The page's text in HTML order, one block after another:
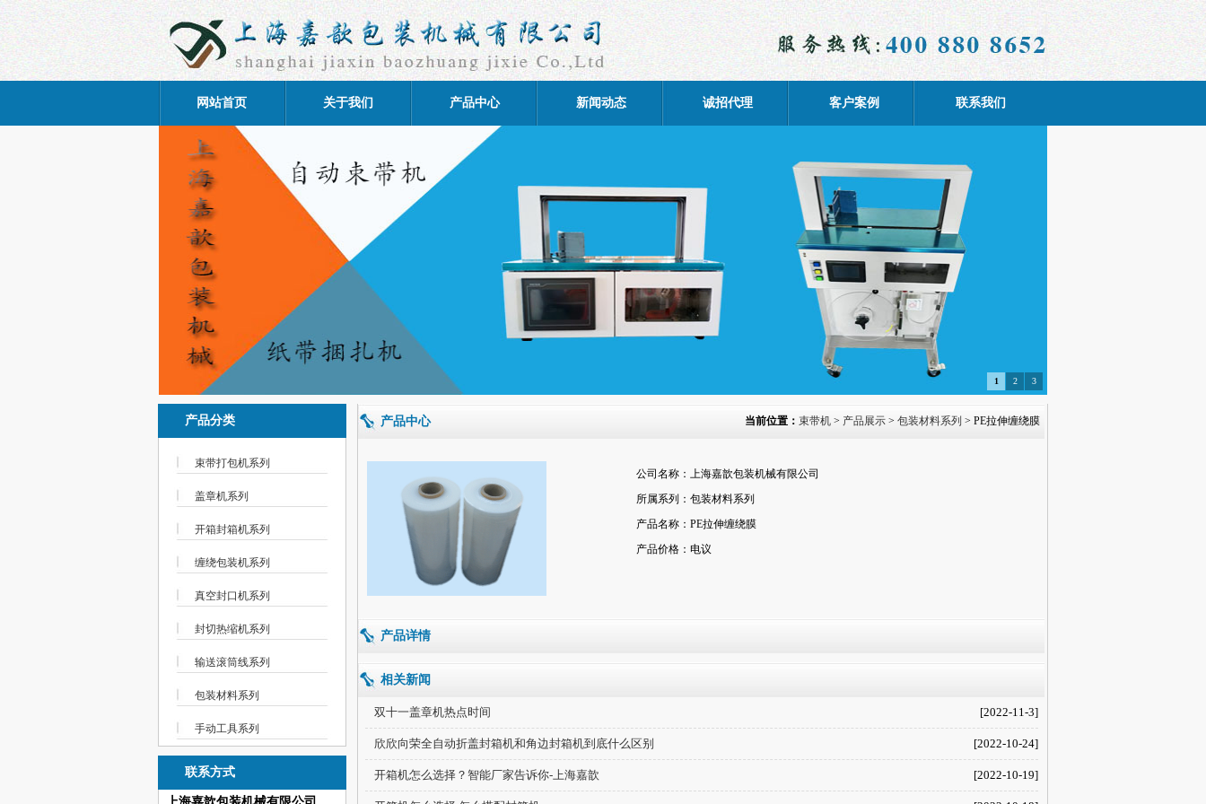
网站首页 关于我们 产品中心 新闻动态 诚招代理 客户案例 联系我们
1 2 3
产品分类
束带打包机系列
盖章机系列
开箱封箱机系列
缠绕包装机系列
真空封口机系列
封切热缩机系列
输送滚筒线系列
包装材料系列
手动工具系列
联系方式
产品中心 当前位置： 束带机 > 产品展示 > 包装材料系列 > PE拉伸缠绕膜
公司名称：上海嘉歆包装机械有限公司
所属系列：包装材料系列
产品名称：PE拉伸缠绕膜
产品价格：电议
产品详情
相关新闻
[2022-11-3]
双十一盖章机热点时间
[2022-10-24]
欣欣向荣全自动折盖封箱机和角边封箱机到底什么区别
[2022-10-19]
开箱机怎么选择？智能厂家告诉你-上海嘉歆